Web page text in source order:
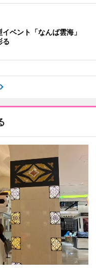
イベント「なんば雲海」
る